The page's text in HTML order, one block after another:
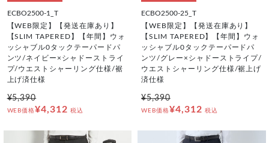
ECBO2500-1_T
【WEB限定】【発送在庫あり】
【SLIM TAPERED】【年間】ウォ
ッシャブル0タックテーパードパ
ンツ/ネイビー×シャドーストライ
プ/ウエストシャーリング仕様/裾
上げ済仕様
¥5,390
WEB価格¥4,312 税込
ECBO2500-25_T
【WEB限定】【発送在庫あり】
【SLIM TAPERED】【年間】ウォ
ッシャブル0タックテーパードパ
ンツ/グレー×シャドーストライプ/
ウエストシャーリング仕様/裾上げ
済仕様
¥5,390
WEB価格¥4,312 税込